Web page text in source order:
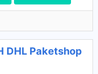
DHL Paketshop